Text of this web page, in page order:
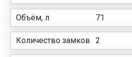
Объём, л 71
Количество замков 2